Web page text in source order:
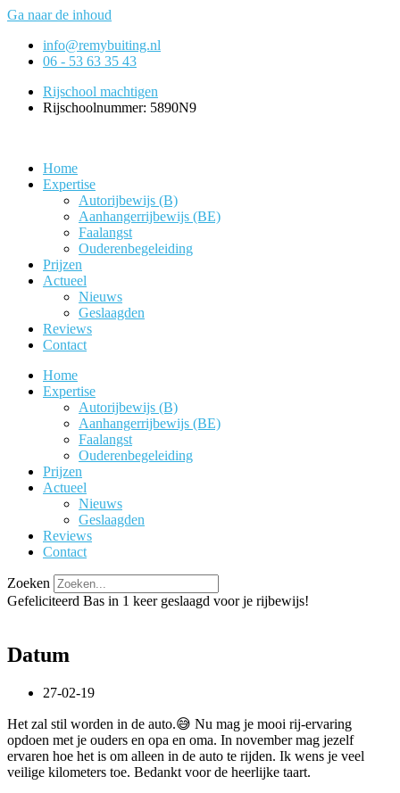
Ga naar de inhoud
info@remybuiting.nl
06 - 53 63 35 43
Rijschool machtigen
Rijschoolnummer: 5890N9
Home
Expertise
Autorijbewijs (B)
Aanhangerrijbewijs (BE)
Faalangst
Ouderenbegeleiding
Prijzen
Actueel
Nieuws
Geslaagden
Reviews
Contact
Home
Expertise
Autorijbewijs (B)
Aanhangerrijbewijs (BE)
Faalangst
Ouderenbegeleiding
Prijzen
Actueel
Nieuws
Geslaagden
Reviews
Contact
Zoeken
Gefeliciteerd Bas in 1 keer geslaagd voor je rijbewijs!
Datum
27-02-19
Het zal stil worden in de auto.😅 Nu mag je mooi rij-ervaring
opdoen met je ouders en opa en oma. In november mag jezelf
ervaren hoe het is om alleen in de auto te rijden. Ik wens je veel
veilige kilometers toe. Bedankt voor de heerlijke taart.